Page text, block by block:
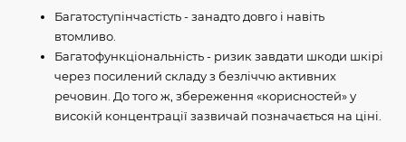
Багатоступінчастість - занадто довго і навіть
втомливо.
Багатофункціональність - ризик завдати шкоди шкірі
через посилений складу з безліччю активних
речовин. До того ж, збереження «корисностей» у
високій концентрації зазвичай позначається на ціні.